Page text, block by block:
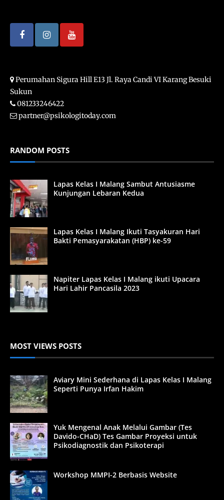
Perumahan Sigura Hill E13 Jl. Raya Candi VI Karang Besuki
Sukun
081233246422
partner@psikologitoday.com
RANDOM POSTS
Lapas Kelas I Malang Sambut Antusiasme
Kunjungan Lebaran Kedua
Lapas Kelas I Malang Ikuti Tasyakuran Hari
Bakti Pemasyarakatan (HBP) ke-59
Napiter Lapas Kelas I Malang ikuti Upacara
Hari Lahir Pancasila 2023
MOST VIEWS POSTS
Aviary Mini Sederhana di Lapas Kelas I Malang
Seperti Punya Irfan Hakim
Yuk Mengenal Anak Melalui Gambar (Tes
Davido-CHaD) Tes Gambar Proyeksi untuk
Psikodiagnostik dan Psikoterapi
Workshop MMPI-2 Berbasis Website